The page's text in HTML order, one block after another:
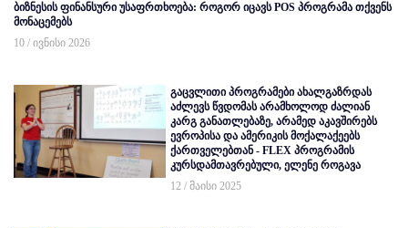
ბიზნესის ფინანსური უსაფრთხოება: როგორ იცავს POS პროგრამა თქვენს
მონაცემებს
10 / ივნისი 2026
გაცვლითი პროგრამები ახალგაზრდას
აძლევს წვდომას არამხოლოდ ძალიან
კარგ განათლებაზე, არამედ აკავშირებს
ევროპისა და ამერიკის მოქალაქეებს
ქართველებთან - FLEX პროგრამის
კურსდამთავრებული, ელენე როგავა
12 / მაისი 2025